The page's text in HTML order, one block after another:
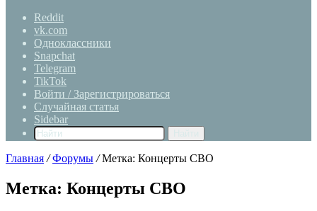
Reddit
vk.com
Одноклассники
Snapchat
Telegram
TikTok
Войти / Зарегистрироваться
Случайная статья
Sidebar
Главная / Форумы / Метка: Концерты СВО
Метка: Концерты СВО